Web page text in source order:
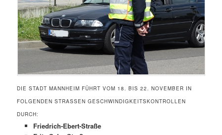
DIE STADT MANNHEIM FÜHRT VOM 18. BIS 22. NOVEMBER IN
FOLGENDEN STRASSEN GESCHWINDIGKEITSKONTROLLEN D
URCH:
Friedrich-Ebert-Straße